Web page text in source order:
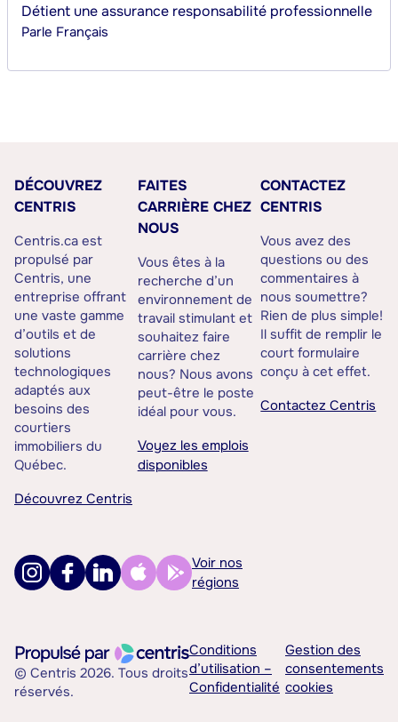
Détient une assurance responsabilité professionnelle
Parle Français
DÉCOUVREZ
CENTRIS
Centris.ca est
propulsé par
Centris, une
entreprise offrant
une vaste gamme
d’outils et de
solutions
technologiques
adaptés aux
besoins des
courtiers
immobiliers du
Québec.
Découvrez Centris
FAITES
CARRIÈRE CHEZ
NOUS
Vous êtes à la
recherche d’un
environnement de
travail stimulant et
souhaitez faire
carrière chez
nous? Nous avons
peut-être le poste
idéal pour vous.
Voyez les emplois
disponibles
CONTACTEZ
CENTRIS
Vous avez des
questions ou des
commentaires à
nous soumettre?
Rien de plus simple!
Il suffit de remplir le
court formulaire
conçu à cet effet.
Contactez Centris
Voir nos
régions
© Centris 2026. Tous droits
réservés.
Conditions
d’utilisation –
Confidentialité
Gestion des
consentements
cookies